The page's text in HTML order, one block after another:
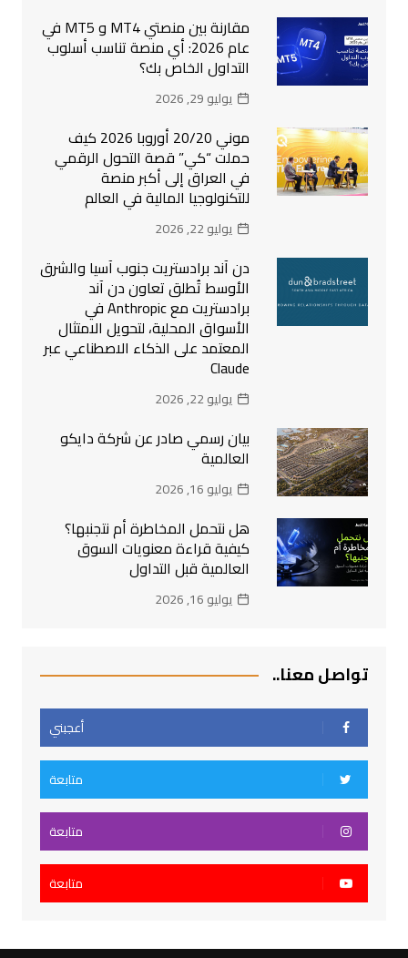
مقارنة بين منصتي MT4 و MT5 في
عام 2026: أي منصة تناسب أسلوب
التداول الخاص بك؟
يوليو 29, 2026
موني 20/20 أوروبا 2026 كيف
حملت “كي” قصة التحول الرقمي
في العراق إلى أكبر منصة
للتكنولوجيا المالية في العالم
يوليو 22, 2026
دن آند برادستريت جنوب آسيا والشرق
الأوسط تُطلق تعاون دن آند
برادستريت مع Anthropic في
الأسواق المحلية، لتحويل الامتثال
المعتمد على الذكاء الاصطناعي عبر
Claude
يوليو 22, 2026
بيان رسمي صادر عن شركة دايكو
العالمية
يوليو 16, 2026
هل نتحمل المخاطرة أم نتجنبها؟
كيفية قراءة معنويات السوق
العالمية قبل التداول
يوليو 16, 2026
تواصل معنا..
أعجبني
متابعة
متابعة
متابعة